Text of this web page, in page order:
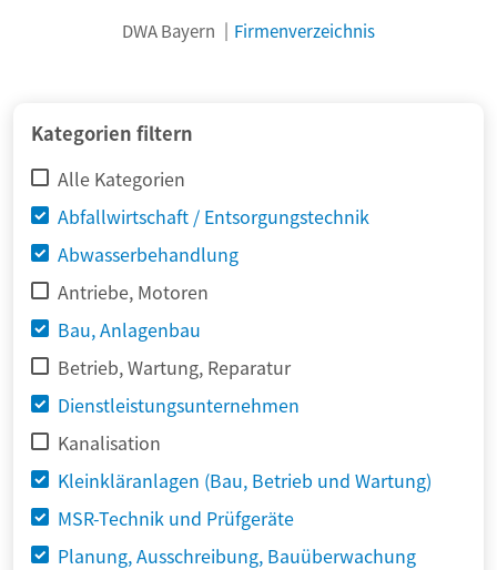
DWA Bayern Firmenverzeichnis
Kategorien filtern
Alle Kategorien
Abfallwirtschaft / Entsorgungstechnik
Abwasserbehandlung
Antriebe, Motoren
Bau, Anlagenbau
Betrieb, Wartung, Reparatur
Dienstleistungsunternehmen
Kanalisation
Kleinkläranlagen (Bau, Betrieb und Wartung)
MSR-Technik und Prüfgeräte
Planung, Ausschreibung, Bauüberwachung